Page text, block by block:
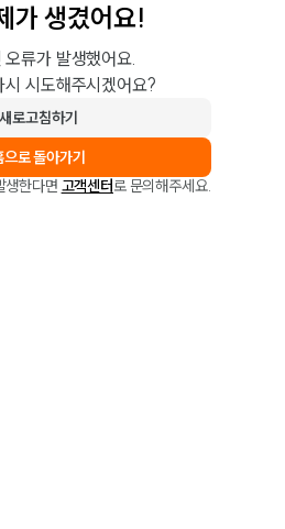
가 생겼어요!
오류가 발생했어요.
시 시도해주시겠어요?
새로고침하기
으로 돌아가기
생한다면 고객센터로 문의해주세요.